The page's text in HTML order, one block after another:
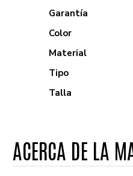
Garantía
Color
Material
Tipo
Talla
ACERCA DE LA